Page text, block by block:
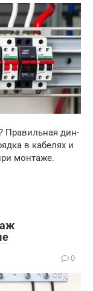
Правильная дин-
в кабелях и
монтаже.
0